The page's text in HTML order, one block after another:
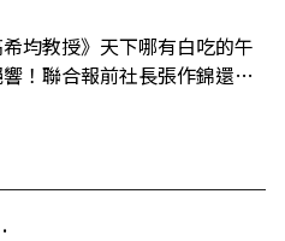
均教授》天下哪有白吃的午
！聯合報前社長張作錦還原